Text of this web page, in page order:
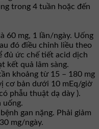
trong 4 tuần hoặc đến
60 mg, 1 lần/ngày. Uống
đó điều chỉnh liều theo
đủ ức chế tiết acid dịch
kết quả lâm sàng.
khoảng từ 15 – 180 mg
cơ bản dưới 10 mEq/giờ
phẫu thuật dạ dày ).
uống.
gan nặng. Phải giảm
mg/ngày.